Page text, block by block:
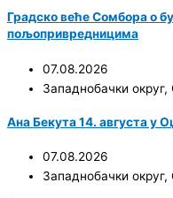
Градско веће Сомбора о
пољопривредницима
07.08.2026
Западнобачки округ,
Ана Бекута 14. августа у
07.08.2026
Западнобачки округ,